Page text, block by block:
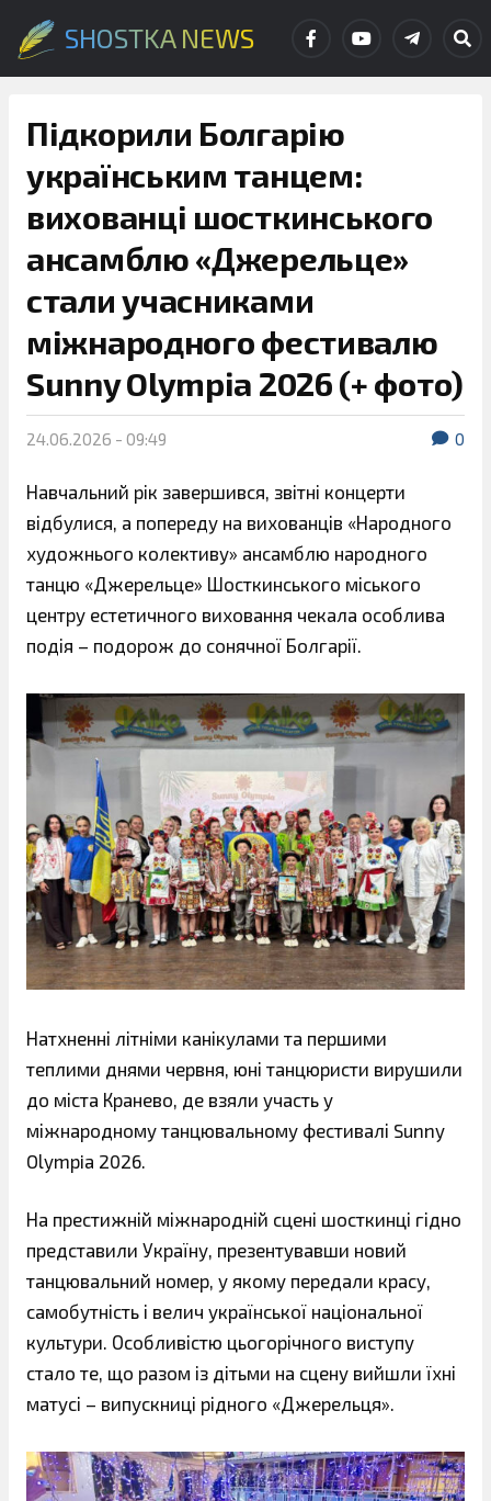
SHOSTKA NEWS
Підкорили Болгарію
українським танцем:
вихованці шосткинського
ансамблю «Джерельце»
стали учасниками
міжнародного фестивалю
Sunny Olympia 2026 (+ фото)
24.06.2026 - 09:49 0
Навчальний рік завершився, звітні концерти
відбулися, а попереду на вихованців «Народного
художнього колективу» ансамблю народного
танцю «Джерельце» Шосткинського міського
центру естетичного виховання чекала особлива
подія – подорож до сонячної Болгарії.
Натхненні літніми канікулами та першими
теплими днями червня, юні танцюристи вирушили
до міста Кранево, де взяли участь у
міжнародному танцювальному фестивалі Sunny
Olympia 2026.
На престижній міжнародній сцені шосткинці гідно
представили Україну, презентувавши новий
танцювальний номер, у якому передали красу,
самобутність і велич української національної
культури. Особливістю цьогорічного виступу
стало те, що разом із дітьми на сцену вийшли їхні
матусі – випускниці рідного «Джерельця».